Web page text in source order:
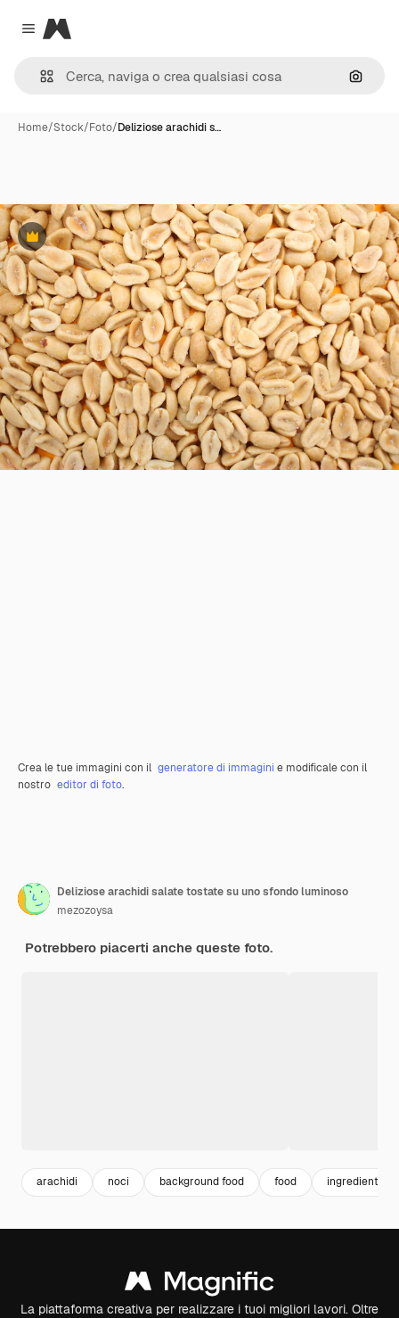
Close menu
Magnific
Cerca
Home/Stock/Foto/Deliziose arachidi s…
Premium
Crea le tue immagini con il generatore di immagini e modificale con il
nostro editor di foto.
Deliziose arachidi salate tostate su uno sfondo luminoso
mezozoysa
Potrebbero piacerti anche queste foto.
arachidi noci background food food ingredienti
La piattaforma creativa per realizzare i tuoi migliori lavori. Oltre